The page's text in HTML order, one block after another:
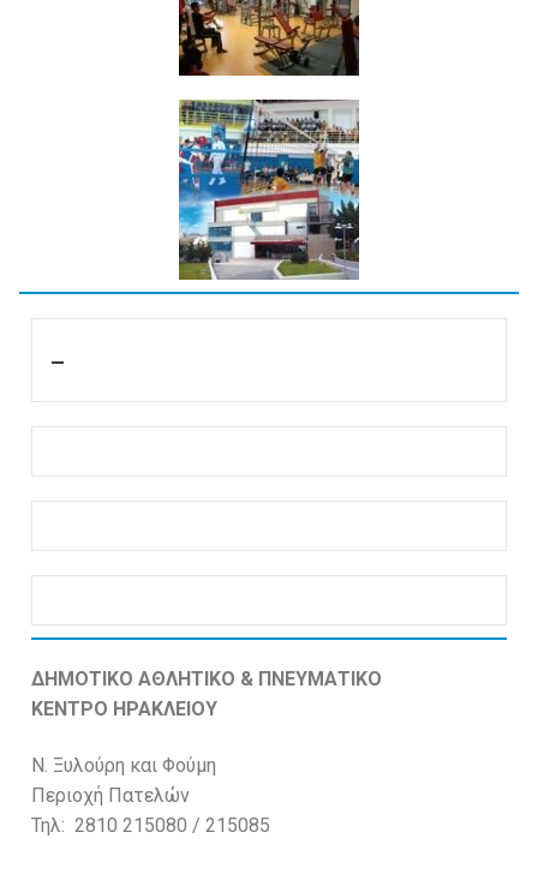
–
ΔΗΜΟΤΙΚΟ ΑΘΛΗΤΙΚΟ & ΠΝΕΥΜΑΤΙΚΟ
ΚΕΝΤΡΟ ΗΡΑΚΛΕΙΟΥ
Ν. Ξυλούρη και Φούμη
Περιοχή Πατελών
Τηλ: 2810 215080 / 215085